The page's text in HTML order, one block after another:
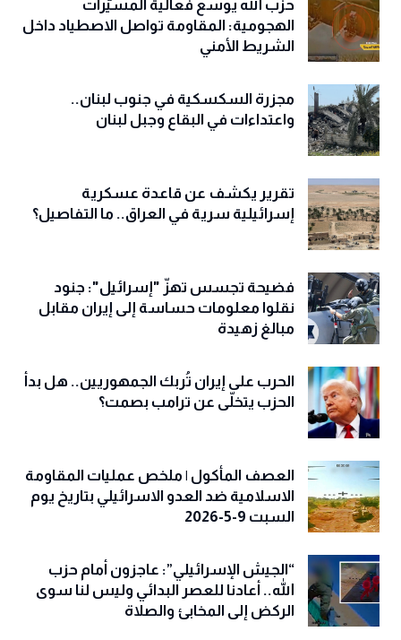
حزب الله يوسع فعالية المسيّرات
الهجومية: المقاومة تواصل الاصطياد داخل
الشريط الأمني
مجزرة السكسكية في جنوب لبنان..
واعتداءات في البقاع وجبل لبنان
تقرير يكشف عن قاعدة عسكرية
إسرائيلية سرية في العراق.. ما التفاصيل؟
فضيحة تجسس تهزّ "إسرائيل": جنود
نقلوا معلومات حساسة إلى إيران مقابل
مبالغ زهيدة
الحرب على إيران تُربك الجمهوريين.. هل بدأ
الحزب يتخلّى عن ترامب بصمت؟
العصف المأكول | ملخص عمليات المقاومة
الاسلامية ضد العدو الاسرائيلي بتاريخ يوم
السبت 9-5-2026
“الجيش الإسرائيلي”: عاجزون أمام حزب
الله.. أعادنا للعصر البدائي وليس لنا سوى
الركض إلى المخابئ والصلاة